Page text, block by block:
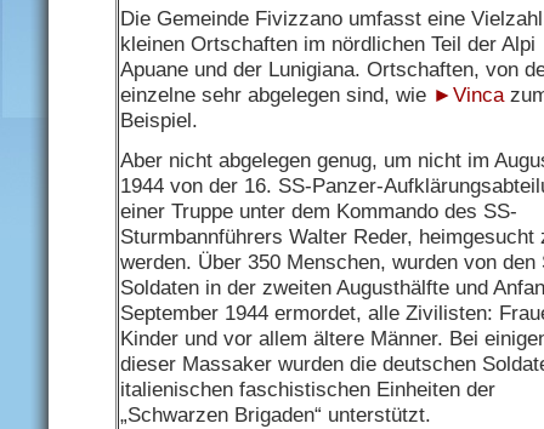
Die Gemeinde Fivizzano umfasst eine
kleinen Ortschaften im nördlichen Teil der Alpi
Apuane und der Lunigiana. Ortschaften, von
einzelne sehr abgelegen sind, wie ►Vinca
Beispiel.
Aber nicht abgelegen genug, um nicht im
1944 von der 16. SS-Panzer-
einer Truppe unter dem Kommando des SS-
Sturmbannführers Walter Reder, heimgesucht
werden. Über 350 Menschen, wurden von den
Soldaten in der zweiten Augusthälfte und
September 1944 ermordet, alle Zivilisten:
Kinder und vor allem ältere Männer. Bei
dieser Massaker wurden die deutschen
italienischen faschistischen Einheiten der
„Schwarzen Brigaden“ unterstützt.